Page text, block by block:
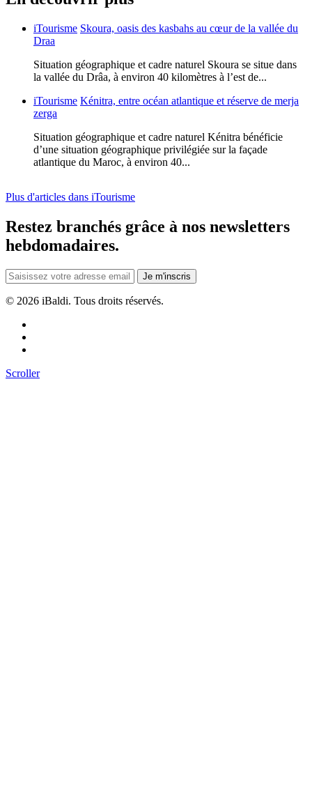
iTourisme Skoura, oasis des kasbahs au cœur de la vallée du
Draa
Situation géographique et cadre naturel Skoura se situe dans
la vallée du Drâa, à environ 40 kilomètres à l’est de...
iTourisme Kénitra, entre océan atlantique et réserve de merja
zerga
Situation géographique et cadre naturel Kénitra bénéficie
d’une situation géographique privilégiée sur la façade
atlantique du Maroc, à environ 40...
Plus d'articles dans iTourisme
Restez branchés grâce à nos newsletters
hebdomadaires.
Je m'inscris
© 2026 iBaldi. Tous droits réservés.
Scroller